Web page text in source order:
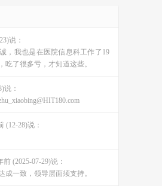
说：
，我也是在医院信息科工作了19
吃了很多亏，才知道这些。
说：
(12-28)说：
前 (2025-07-29)说：
成一致，领导层面须支持。